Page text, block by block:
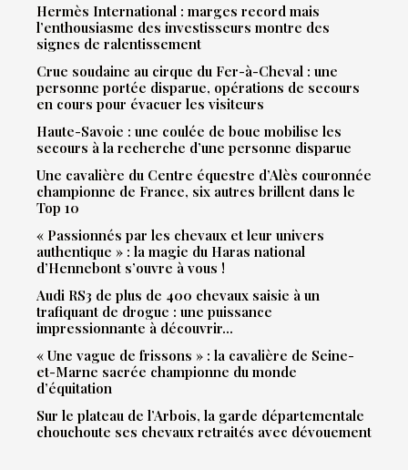
Hermès International : marges record mais
l’enthousiasme des investisseurs montre des
signes de ralentissement
Crue soudaine au cirque du Fer-à-Cheval : une
personne portée disparue, opérations de secours
en cours pour évacuer les visiteurs
Haute-Savoie : une coulée de boue mobilise les
secours à la recherche d’une personne disparue
Une cavalière du Centre équestre d’Alès couronnée
championne de France, six autres brillent dans le
Top 10
« Passionnés par les chevaux et leur univers
authentique » : la magie du Haras national
d’Hennebont s’ouvre à vous !
Audi RS3 de plus de 400 chevaux saisie à un
trafiquant de drogue : une puissance
impressionnante à découvrir…
« Une vague de frissons » : la cavalière de Seine-
et-Marne sacrée championne du monde
d’équitation
Sur le plateau de l’Arbois, la garde départementale
chouchoute ses chevaux retraités avec dévouement